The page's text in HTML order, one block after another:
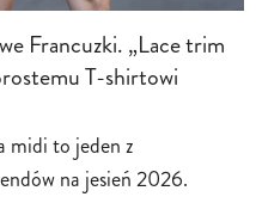
Francuzki. „Lace trim
T-shirtowi
midi to jeden z
na jesień 2026.